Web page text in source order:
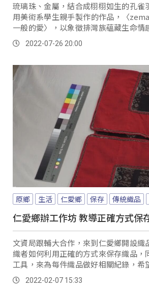
琉璃珠、金屬，結合成栩栩如生的孔雀
用美術系學生親手製作的作品，〈
一般的愛〉，以象徵排灣族蘊藏生命情
合金屬工藝進行設計，重新詮釋神話故
新秀設計大獎三項設計獎項。
2022-07-26 20:00
原鄉 生活 仁愛鄉 保存 傳統織品
仁愛鄉辦工作坊 教導正確方式保
文資局跟輔大合作，來到仁愛鄉開設織
織者如何利用正確的方式來保存織品，
工具，來為每件織品做好相關紀錄，希
位織者都能讓織品，獲得良好的保存。
2022-02-07 15:33